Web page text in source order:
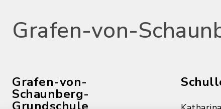
Grafen-von-
Grafen-von-
Schaunberg-